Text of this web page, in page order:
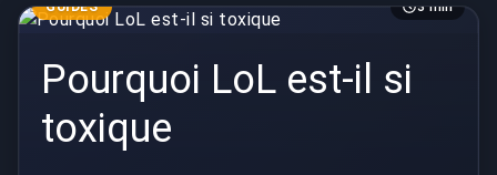
GUIDES 3 min
Pourquoi LoL est-il si
toxique